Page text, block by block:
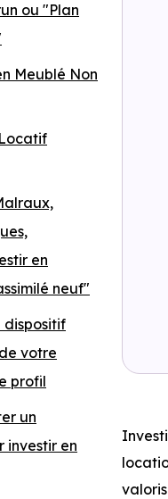
ou "Plan
Meublé Non
en
neuf"
dispositif
votre
profil
un
investir en